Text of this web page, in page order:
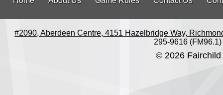
#2090, Aberdeen Centre, 4151 Hazelbridge Way,
295-9616 (FM96.1)
© 2026 Fairchild